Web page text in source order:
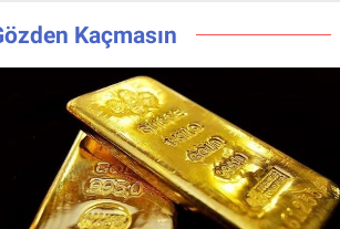
Maçı Ne
Zaman, Saat
Kaçta,
Nereden
İzlenir?
Oldu!
Kaçmasın